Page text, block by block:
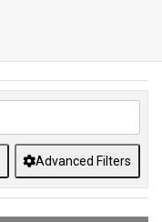
Advanced Filters